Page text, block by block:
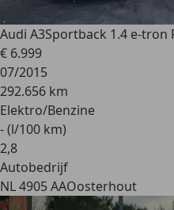
Audi A3Sportback 1.4 e-tron
€ 6.999
07/2015
292.656 km
Elektro/Benzine
- (l/100 km)
2,8
Autobedrijf
NL 4905 AAOosterhout